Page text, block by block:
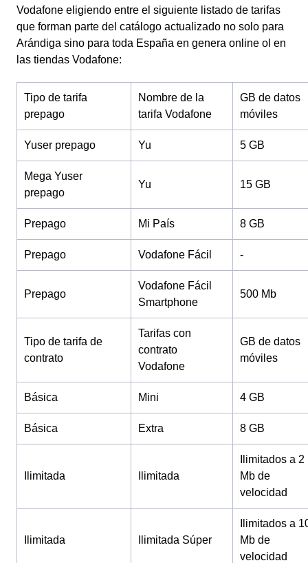
Vodafone eligiendo entre el siguiente listado de tarifas
que forman parte del catálogo actualizado no solo para
Arándiga sino para toda España en genera online ol en
las tiendas Vodafone:
Tipo de tarifa
prepago
Nombre de la
tarifa Vodafone
GB de datos
móviles
Yuser prepago Yu 5 GB
Mega Yuser
prepago
Yu 15 GB
Prepago Mi País 8 GB
Prepago Vodafone Fácil -
Prepago
Vodafone Fácil
Smartphone
500 Mb
Tipo de tarifa de
contrato
Tarifas con
contrato
Vodafone
GB de datos
móviles
Básica Mini 4 GB
Básica Extra 8 GB
Ilimitada Ilimitada
Ilimitados a 2
Mb de
velocidad
Ilimitada Ilimitada Súper
Ilimitados a
Mb de
velocidad